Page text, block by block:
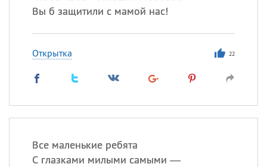
Вы б защитили с мамой нас!
Открытка 22
Все маленькие ребята
С глазками милыми самыми —
Алена,
Антонина,Еще
происхождение